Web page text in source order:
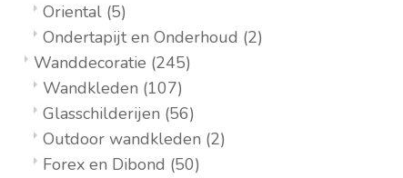
Oriental (5)
Ondertapijt en Onderhoud (2)
Wanddecoratie (245)
Wandkleden (107)
Glasschilderijen (56)
Outdoor wandkleden (2)
Forex en Dibond (50)